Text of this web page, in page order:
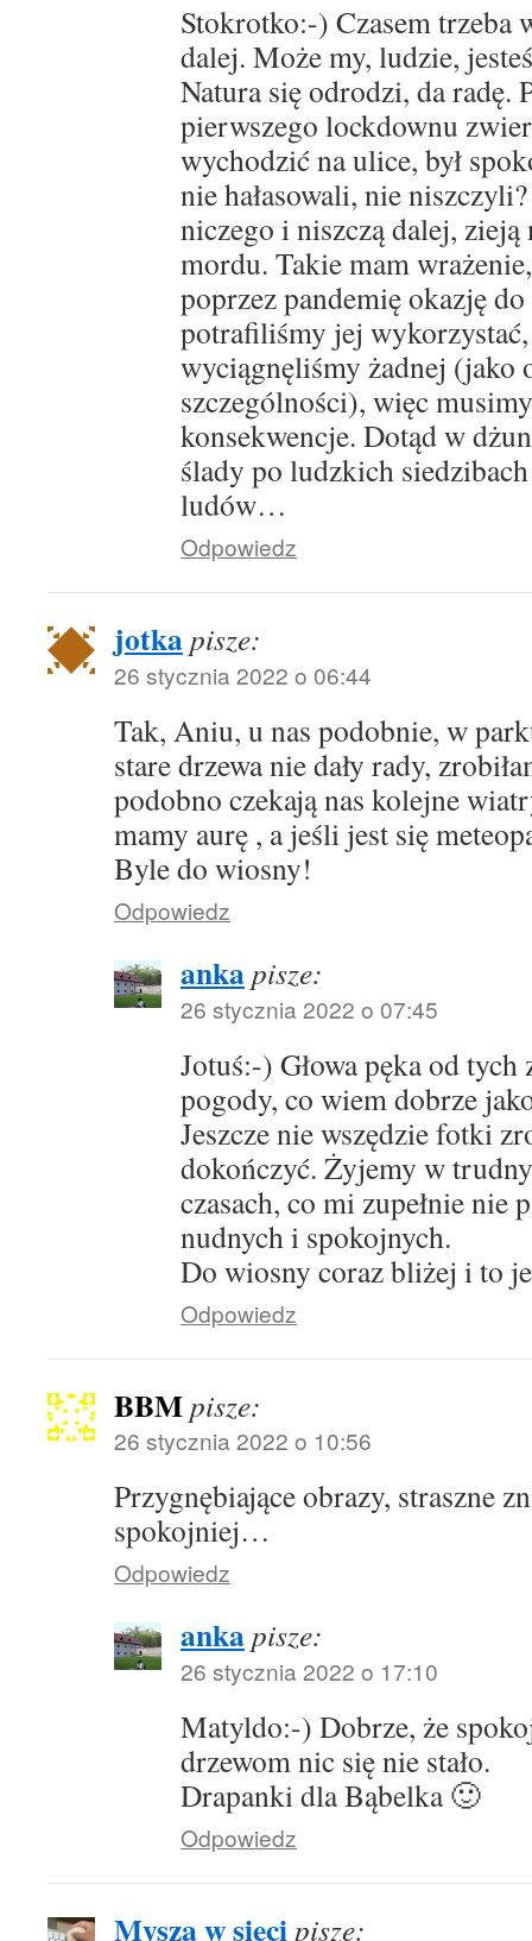
Stokrotko:-) Czasem trzeba
dalej. Może my, ludzie,
Natura się odrodzi, da radę.
pierwszego lockdownu
wychodzić na ulice, był
nie hałasowali, nie
niczego i niszczą dalej, zieją
mordu. Takie mam
poprzez pandemię okazję
potrafiliśmy jej
wyciągnęliśmy żadnej (jako
szczególności), więc
konsekwencje. Dotąd w
ślady po ludzkich
ludów…
Odpowiedz
jotkapisze:
26 stycznia 2022 o 06:44
Tak, Aniu, u nas podobnie, w
stare drzewa nie dały rady,
podobno czekają nas kolejne
mamy aurę , a jeśli jest się
Byle do wiosny!
Odpowiedz
ankapisze:
26 stycznia 2022 o 07:45
Jotuś:-) Głowa pęka od
pogody, co wiem dobrze
Jeszcze nie wszędzie fotki
dokończyć. Żyjemy w
czasach, co mi zupełnie nie
nudnych i spokojnych.
Do wiosny coraz bliżej i to
Odpowiedz
BBMpisze:
26 stycznia 2022 o 10:56
Przygnębiające obrazy, straszne
spokojniej…
Odpowiedz
ankapisze:
26 stycznia 2022 o 17:10
Matyldo:-) Dobrze, że
drzewom nic się nie stało.
Drapanki dla Bąbelka 🙂
Odpowiedz
Mysza w siecipisze: